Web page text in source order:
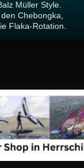
Müller Style.
Chebongka,
Flaka-Rotation.